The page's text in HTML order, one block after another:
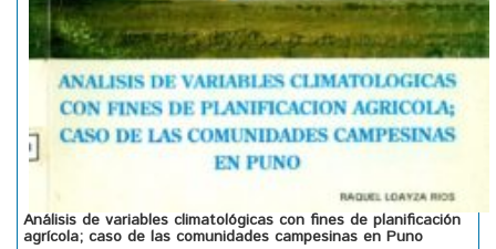
Análisis de variables climatológicas con fines de planificación
agrícola; caso de las comunidades campesinas en Puno